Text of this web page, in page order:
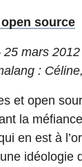
source
25 mars
:
et open
la
en est à
idéologie